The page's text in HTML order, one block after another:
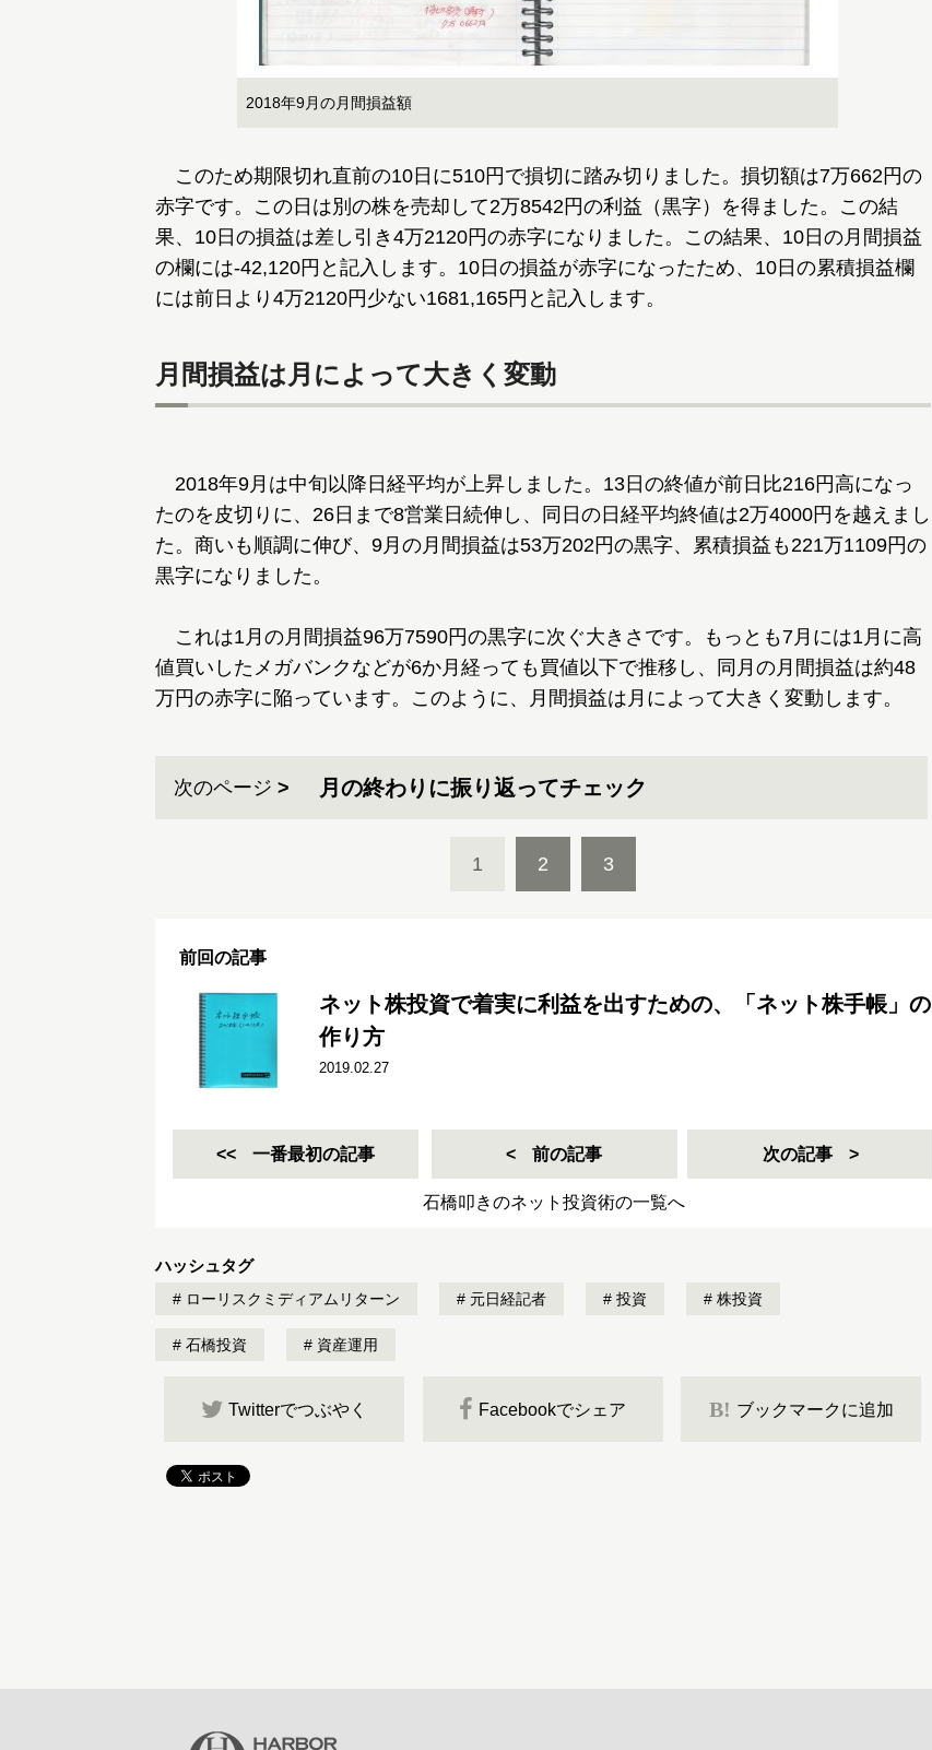
2018年9月の月間損益額
このため期限切れ直前の10日に510円で損切に踏み切りました。損切額は7万662円の
赤字です。この日は別の株を売却して2万8542円の利益（黒字）を得ました。この結
果、10日の損益は差し引き4万2120円の赤字になりました。この結果、10日の月間損益
の欄には-42,120円と記入します。10日の損益が赤字になったため、10日の累積損益欄
には前日より4万2120円少ない1681,165円と記入します。
月間損益は月によって大きく変動
2018年9月は中旬以降日経平均が上昇しました。13日の終値が前日比216円高になっ
たのを皮切りに、26日まで8営業日続伸し、同日の日経平均終値は2万4000円を越えまし
た。商いも順調に伸び、9月の月間損益は53万202円の黒字、累積損益も221万1109円の
黒字になりました。
これは1月の月間損益96万7590円の黒字に次ぐ大きさです。もっとも7月には1月に高
値買いしたメガバンクなどが6か月経っても買値以下で推移し、同月の月間損益は約48
万円の赤字に陥っています。このように、月間損益は月によって大きく変動します。
次のページ 月の終わりに振り返ってチェック
1 2 3
前回の記事
ネット株投資で着実に利益を出すための、「ネット株手帳」の
作り方
2019.02.27
一番最初の記事 前の記事 次の記事
石橋叩きのネット投資術の一覧へ
ハッシュタグ
ローリスクミディアムリターン 元日経記者 投資 株投資
石橋投資 資産運用
Twitterでつぶやく Facebookでシェア B! ブックマークに追加